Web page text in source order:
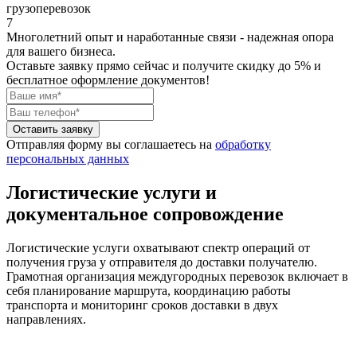
грузоперевозок
7
Многолетний опыт и наработанные связи - надежная опора
для вашего бизнеса.
Оставьте заявку прямо сейчас и получите скидку до 5% и
бесплатное оформление документов!
Оставить заявку
Отправляя форму вы соглашаетесь на обработку
персональных данных
Логистические услуги и
документальное сопровождение
Логистические услуги охватывают спектр операций от
получения груза у отправителя до доставки получателю.
Грамотная организация междугородных перевозок включает в
себя планирование маршрута, координацию работы
транспорта и мониторинг сроков доставки в двух
направлениях.